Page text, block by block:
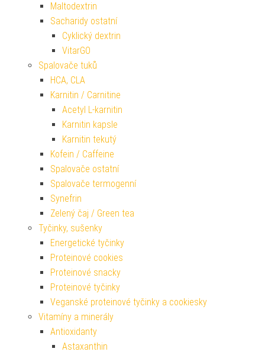
Maltodextrin
Sacharidy ostatní
Cyklický dextrin
VitarGO
Spalovače tuků
HCA, CLA
Karnitin / Carnitine
Acetyl L-karnitin
Karnitin kapsle
Karnitin tekutý
Kofein / Caffeine
Spalovače ostatní
Spalovače termogenní
Synefrin
Zelený čaj / Green tea
Tyčinky, sušenky
Energetické tyčinky
Proteinové cookies
Proteinové snacky
Proteinové tyčinky
Veganské proteinové tyčinky a cookiesky
Vitamíny a minerály
Antioxidanty
Astaxanthin